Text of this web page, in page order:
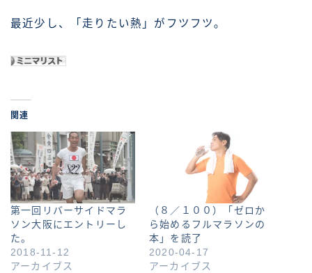
最近少し、「走りたい熱」がフツフツ。
関連
第一回リバーサイドマラ
ソン大阪にエントリーし
た。
2018-11-12
アーカイブス
（８／１００）「ゼロか
ら始めるフルマラソンの
本」を読了
2020-04-17
アーカイブス